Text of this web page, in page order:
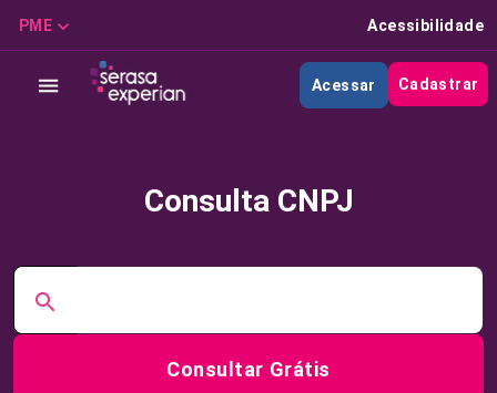
PME Acessibilidade
Acessar Cadastrar
Consulta CNPJ
Consultar Grátis